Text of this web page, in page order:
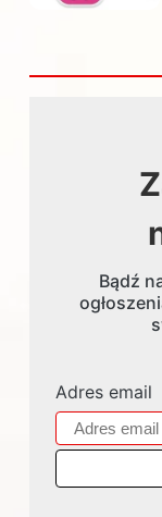
Bądź
Adres email